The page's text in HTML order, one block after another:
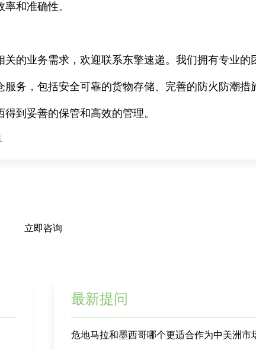
和准确性。
关的业务需求，欢迎联系东擎速递。我们拥有专业的
服务，包括安全可靠的货物存储、完善的防火防潮措
到妥善的保管和高效的管理。
立即咨询
最新提问